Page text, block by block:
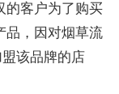
的客户为了购买
品，因对烟草流
该品牌的店